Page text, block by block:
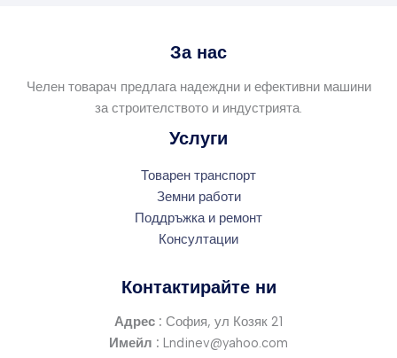
За нас
Челен товарач предлага надеждни и ефективни машини
за строителството и индустрията.
Услуги
Товарен транспорт
Земни работи
Поддръжка и ремонт
Консултации
Контактирайте ни
Адрес : София, ул Козяк 21
Имейл : Lndinev@yahoo.com